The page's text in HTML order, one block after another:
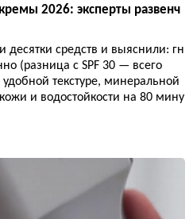
2026: эксперты развенч
десятки средств и выяснили: гн
(разница с SPF 30 — всего
текстуре, минеральной
и водостойкости на 80 мину